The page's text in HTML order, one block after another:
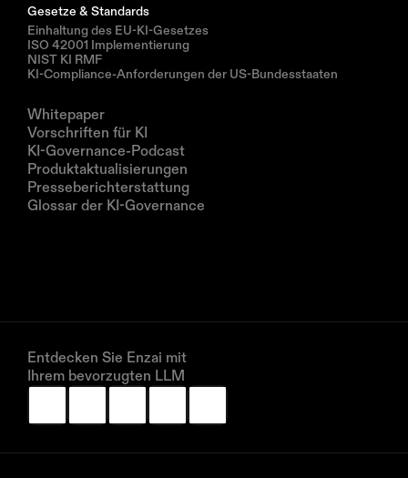
Gesetze & Standards
Einhaltung des EU-KI-Gesetzes
ISO 42001 Implementierung
NIST KI RMF
KI-Compliance-Anforderungen der US-Bundesstaaten
Whitepaper
Vorschriften für KI
KI-Governance-Podcast
Produktaktualisierungen
Presseberichterstattung
Glossar der KI-Governance
Entdecken Sie Enzai mit
Ihrem bevorzugten LLM